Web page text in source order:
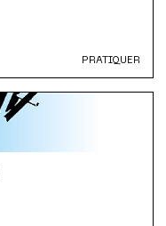
PRATIQUER